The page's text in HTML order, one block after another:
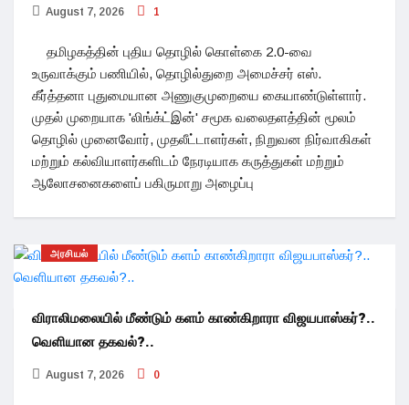
August 7, 2026 1
தமிழகத்தின் புதிய தொழில் கொள்கை 2.0-வை
உருவாக்கும் பணியில், தொழில்துறை அமைச்சர் எஸ்.
கீர்த்தனா புதுமையான அணுகுமுறையை கையாண்டுள்ளார்.
முதல் முறையாக 'லிங்க்ட்இன்' சமூக வலைதளத்தின் மூலம்
தொழில் முனைவோர், முதலீட்டாளர்கள், நிறுவன நிர்வாகிகள்
மற்றும் கல்வியாளர்களிடம் நேரடியாக கருத்துகள் மற்றும்
ஆலோசனைகளைப் பகிருமாறு அழைப்பு
அரசியல்
விராலிமலையில் மீண்டும் களம் காண்கிறாரா விஜயபாஸ்கர்?..
வெளியான தகவல்?..
August 7, 2026 0